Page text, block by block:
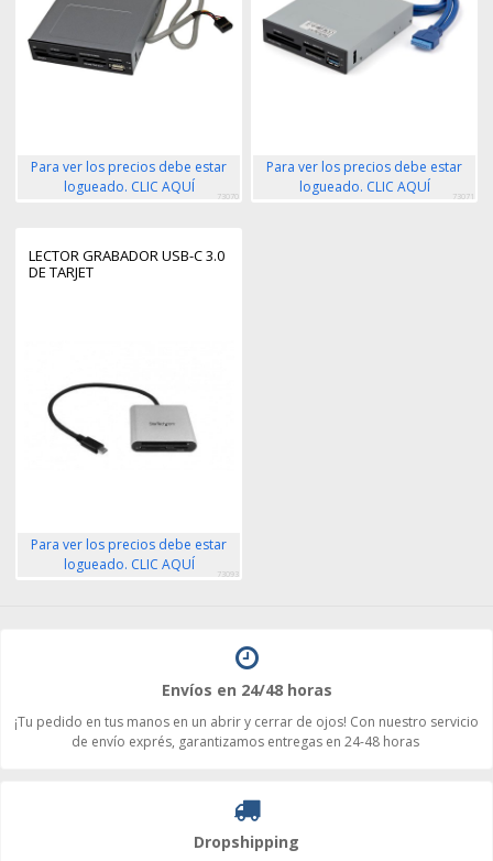
Para ver los precios debe estar
logueado. CLIC AQUÍ
73070
Para ver los precios debe estar
logueado. CLIC AQUÍ
73071
LECTOR GRABADOR USB-C 3.0
DE TARJET
Para ver los precios debe estar
logueado. CLIC AQUÍ
73093
Envíos en 24/48 horas
¡Tu pedido en tus manos en un abrir y cerrar de ojos! Con nuestro servicio
de envío exprés, garantizamos entregas en 24-48 horas
Dropshipping